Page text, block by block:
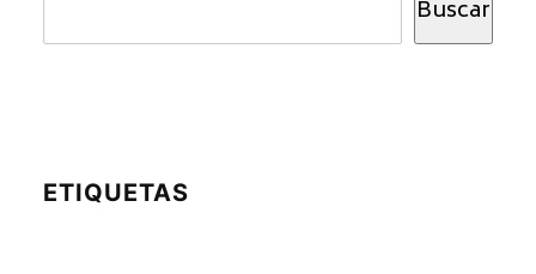
Buscar
ETIQUETAS